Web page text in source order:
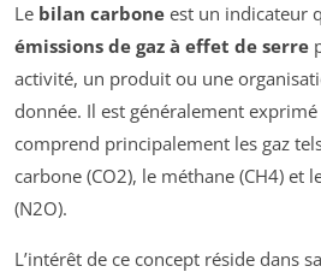
Le bilan carbone est un indicateur
émissions de gaz à effet de serre
activité, un produit ou une
donnée. Il est généralement
comprend principalement les gaz
carbone (CO2), le méthane (CH4) et
(N2O).
L’intérêt de ce concept réside dans